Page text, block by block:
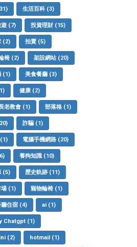
生活百科 (3)
遊 (7) 投資理財 (15)
(2) 拍賣 (5)
椅 (2) 架設網站 (20)
(1) 美食餐廳 (3)
健康 (2)
老教會 (1) 部落格 (1)
詐騙 (1)
(1) 電腦手機網路 (20)
養狗知識 (10)
(5) 歷史軌跡 (11)
場 (1) 寵物輪椅 (1)
住宿 (4) ai (1)
Chatgpt (1)
(2) hotmail (1)